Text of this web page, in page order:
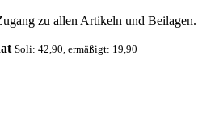
zu allen Artikeln und
Soli: 42,90, ermäßigt: 19,90